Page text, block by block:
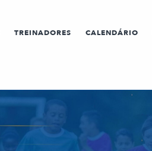
TREINADORES CALENDÁRIO